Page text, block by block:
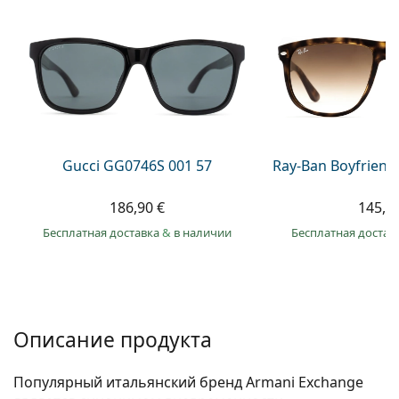
Prada
Все бренды
Gucci GG0746S 001 57
186,90 €
Бесплатная доставка& в наличии
Ray-Ban
Бесплатная
Описание продукта
Популярный итальянский бренд Armani Exchange